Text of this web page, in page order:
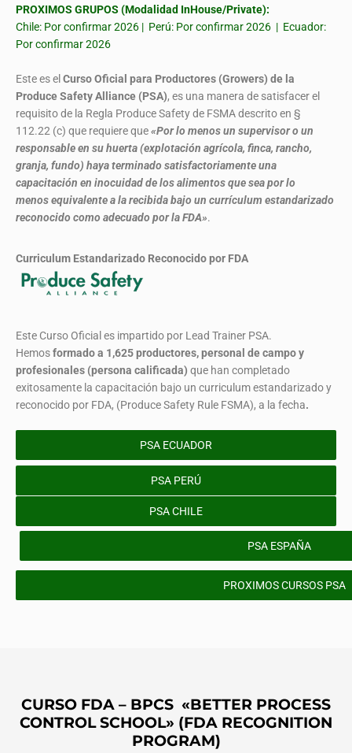
PROXIMOS GRUPOS (Modalidad InHouse/Private):
Chile: Por confirmar 2026 | Perú: Por confirmar 2026 | Ecuador:
Por confirmar 2026
Este es el Curso Oficial para Productores (Growers) de la
Produce Safety Alliance (PSA), es una manera de satisfacer el
requisito de la Regla Produce Safety de FSMA descrito en §
112.22 (c) que requiere que«Por lo menos un supervisor o un
responsable en su huerta (explotación agrícola, finca, rancho,
granja, fundo) haya terminado satisfactoriamente una
capacitación en inocuidad de los alimentos que sea por lo
menos equivalente a la recibida bajo un currículum estandarizado
reconocido como adecuado por la FDA».
Curriculum Estandarizado Reconocido por FDA
Este Curso Oficial es impartido por Lead Trainer PSA.
Hemosformadoa 1,625 productores, personal de campo y
profesionales (persona calificada) que han completado
exitosamente la capacitación bajo un curriculum estandarizado y
reconocido por FDA, (Produce Safety Rule FSMA), a la fecha.
PSA ECUADOR
PSA PERÚ
PSA CHILE
PSA ESPAÑA
PROXIMOS CURSOS PSA
CURSO FDA – BPCS «BETTER PROCESS
CONTROL SCHOOL» (FDA RECOGNITION
PROGRAM)